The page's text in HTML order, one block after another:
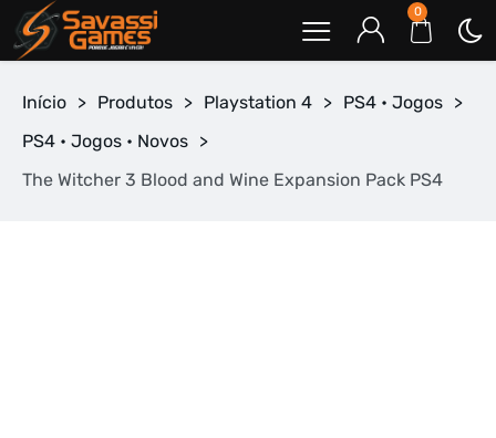
0
Início > Produtos > Playstation 4 > PS4 • Jogos >
PS4 • Jogos • Novos >
The Witcher 3 Blood and Wine Expansion Pack PS4